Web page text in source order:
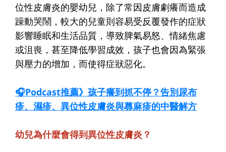
位性皮膚炎的嬰幼兒，除了常因皮膚劇癢而造成
躁動哭鬧，較大的兒童則容易受反覆發作的症狀
影響睡眠和生活品質，導致脾氣易怒、情緒焦慮
或沮喪，甚至降低學習成效，孩子也會因為緊張
與壓力的增加，而使得症狀惡化。
🎧Podcast推薦》孩子癢到抓不停？告別尿布
疹、濕疹、異位性皮膚炎與蕁麻疹的中醫解方
幼兒為什麼會得到異位性皮膚炎？